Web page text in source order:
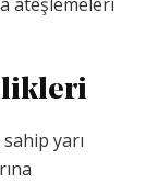
yarı